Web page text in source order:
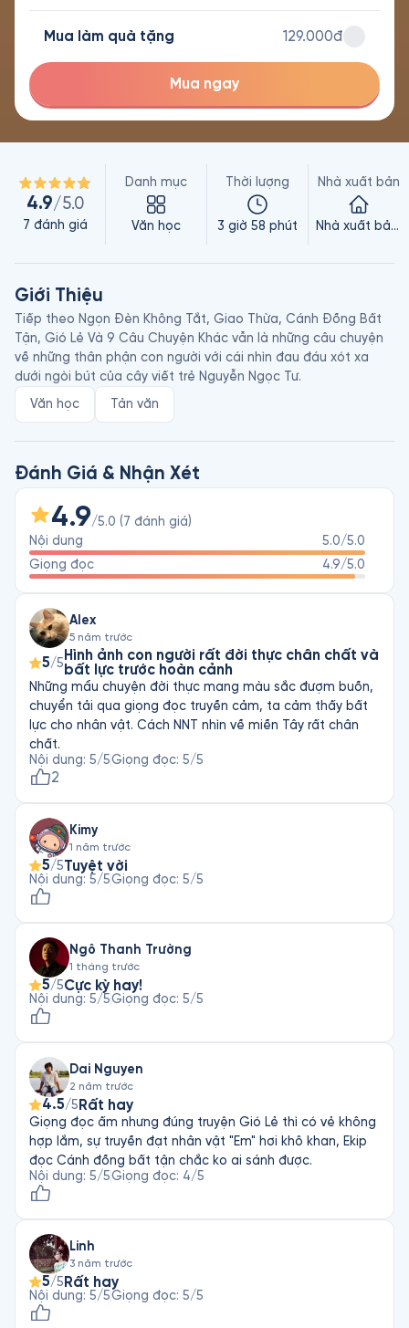
Mua làm quà tặng 129.000đ
Mua ngay
4.9/5.0
7 đánh giá
Danh mục
Văn học
Thời lượng
3 giờ 58 phút
Nhà xuất bản
Nhà xuất bản Trẻ
Giới Thiệu
Tiếp theo Ngọn Đèn Không Tắt, Giao Thừa, Cánh Đồng Bất
Tận, Gió Lẻ Và 9 Câu Chuyện Khác vẫn là những câu chuyện
về những thân phận con người với cái nhìn đau đáu xót xa
dưới ngòi bút của cây viết trẻ Nguyễn Ngọc Tư.
Văn học
Tản văn
Đánh Giá & Nhận Xét
4.9/5.0 (7 đánh giá)
Nội dung
5.0/5.0
Giọng đọc
4.9/5.0
Alex
5 năm trước
5/5 Hình ảnh con người rất đời thực chân chất và
bất lực trước hoàn cảnh
Những mẩu chuyện đời thực mang màu sắc đượm buồn,
chuyển tải qua giọng đọc truyền cảm, ta cảm thấy bất
lực cho nhân vật. Cách NNT nhìn về miền Tây rất chân
chất.
Nội dung: 5/5Giọng đọc: 5/5
2
Kimy
1 năm trước
5/5Tuyệt vời
Nội dung: 5/5Giọng đọc: 5/5
Ngô Thanh Trường
1 tháng trước
5/5Cực kỳ hay!
Nội dung: 5/5Giọng đọc: 5/5
Dai Nguyen
2 năm trước
4.5/5 Rất hay
Giọng đọc ấm nhưng đúng truyện Gió Lẻ thì có vẻ không
hợp lắm, sự truyền đạt nhân vật "Em" hơi khô khan, Ekip
đọc Cánh đồng bất tận chắc ko ai sánh được.
Nội dung: 5/5Giọng đọc: 4/5
Linh
3 năm trước
5/5 Rất hay
Nội dung: 5/5Giọng đọc: 5/5